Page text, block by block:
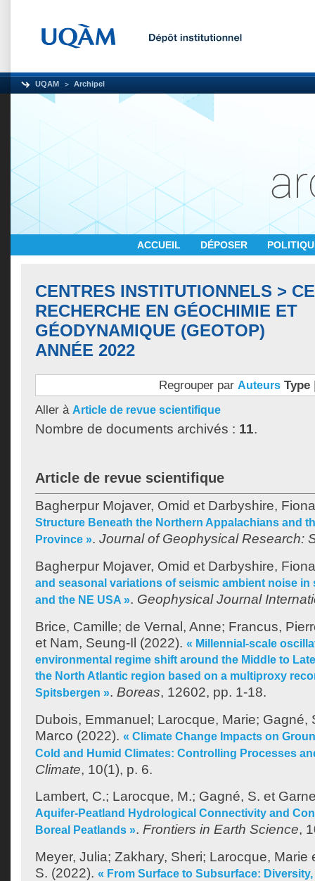
UQAM Archipel
ACCUEIL DÉPOSER
CENTRES INSTITUTIONNELS >
RECHERCHE EN GÉOCHIMIE ET
GÉODYNAMIQUE (GEOTOP)
ANNÉE 2022
Regrouper par Auteurs Type
Aller à Article de revue scientifique
Nombre de documents archivés : 11.
Article de revue scientifique
Bagherpur Mojaver, Omid et Darbyshire, Fiona
Structure Beneath the Northern Appalachians and
Province ». Journal of Geophysical Research:
Bagherpur Mojaver, Omid et Darbyshire, Fiona
and seasonal variations of seismic ambient noise in
and the NE USA ». Geophysical Journal
Brice, Camille; de Vernal, Anne; Francus,
et Nam, Seung-Il (2022). « Millennial-scale
environmental regime shift around the Middle to
the North Atlantic region based on a multiproxy
Spitsbergen ». Boreas, 12602, pp. 1-18.
Dubois, Emmanuel ; Larocque, Marie; Gagné,
Marco (2022). « Climate Change Impacts on
Cold and Humid Climates: Controlling Processes
Climate, 10(1), p. 6.
Lambert, C.; Larocque, M.; Gagné, S. et
Aquifer-Peatland Hydrological Connectivity and
Boreal Peatlands ». Frontiers in Earth Science,
Meyer, Julia; Zakhary, Sheri; Larocque, Marie
S. (2022). « From Surface to Subsurface: